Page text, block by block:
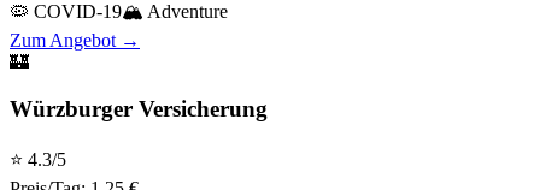
🦠 COVID-19🏔️ Adventure
Zum Angebot →
🏰
Würzburger Versicherung
⭐ 4.3/5